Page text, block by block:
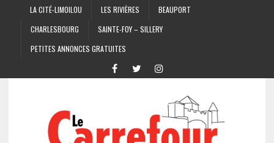
LA CITÉ-LIMOILOU LES RIVIÈRES
BEAUPORT
CHARLESBOURG
SAINTE-FOY – SILLERY
PETITES ANNONCES GRATUITES